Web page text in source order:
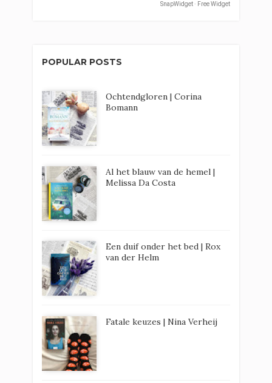
SnapWidget · Free Widget
POPULAR POSTS
Ochtendgloren | Corina
Bomann
Al het blauw van de hemel |
Melissa Da Costa
Een duif onder het bed | Rox
van der Helm
Fatale keuzes | Nina Verheij